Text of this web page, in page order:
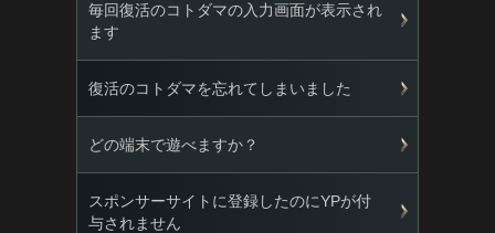
毎回復活のコトダマの入力画面が表示され
ます
復活のコトダマを忘れてしまいました
どの端末で遊べますか？
スポンサーサイトに登録したのにYPが付
与されません